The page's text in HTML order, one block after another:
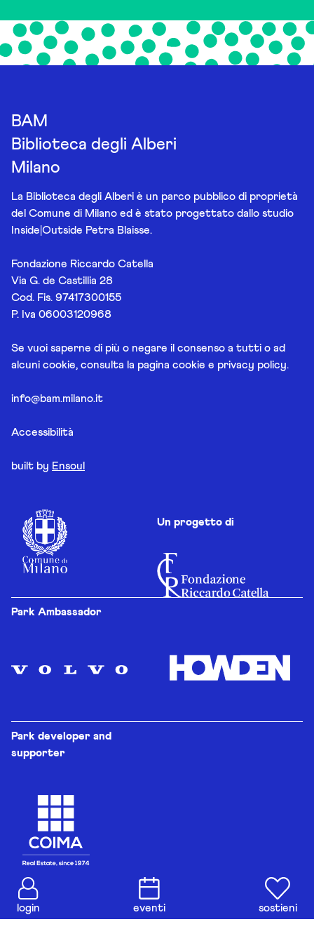
login eventi sostieni
BAM
Biblioteca degli Alberi
Milano
La Biblioteca degli Alberi è un parco pubblico di proprietà
del Comune di Milano ed è stato progettato dallo studio
Inside|Outside Petra Blaisse.
Fondazione Riccardo Catella
Via G. de Castillia 28
Cod. Fis. 97417300155
P. Iva 06003120968
Se vuoi saperne di più o negare il consenso a tutti o ad
alcuni cookie, consulta la pagina cookie e privacy policy.
info@bam.milano.it
Accessibilità
built by Ensoul
Un progetto di
Park Ambassador
Park developer and
supporter